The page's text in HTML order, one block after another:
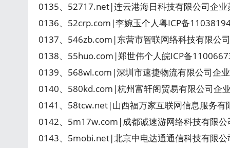
0135、52717.net|连云港海日科技有限公司企
0136、52crp.com|李婉玉个人粤ICP备
0137、546zb.com|东营市智联网络科技有限公
0138、55huo.com|郑世伟个人皖ICP备
0139、568wl.com|深圳市速捷物流有限公司企
0140、580kd.com|杭州富轩阁贸易有限公司企
0141、58tcw.net|山西福万家互联网信息服务
0142、5m17w.com|成都诚速游网络科技有限
0143、5mobi.net|北京中电达通通信科技有限